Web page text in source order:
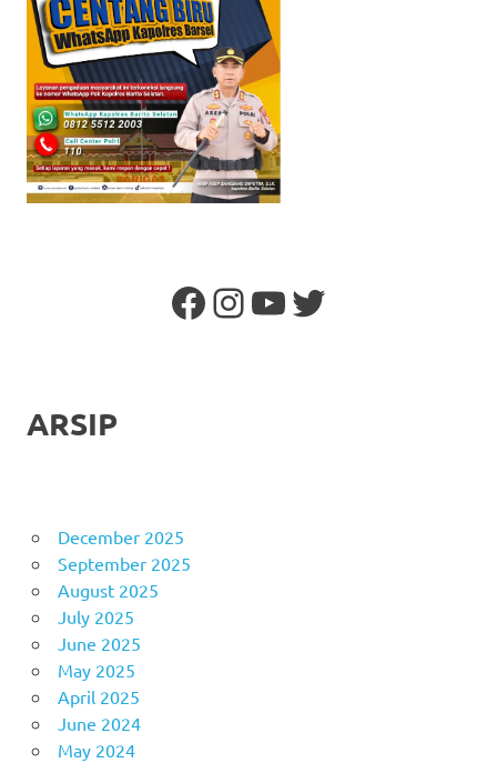
Facebook
Instagram
YouTube
Twitter
ARSIP
December 2025
September 2025
August 2025
July 2025
June 2025
May 2025
April 2025
June 2024
May 2024